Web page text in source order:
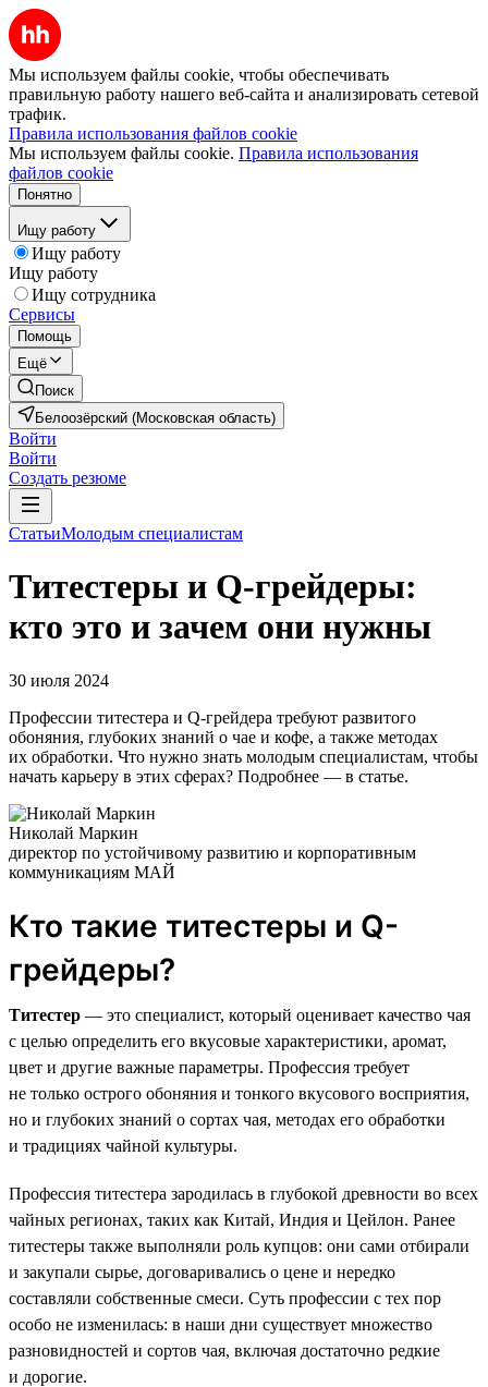
Мы используем файлы cookie, чтобы обеспечивать
правильную работу нашего веб-сайта и анализировать сетевой
трафик.
Правила использования файлов cookie
Мы используем файлы cookie. Правила использования
файлов cookie
Понятно
Ищу работу
Ищу работу
Ищу работу
Ищу сотрудника
Сервисы
Помощь
Ещё
Поиск
Белоозёрский (Московская область)
Войти
Войти
Создать резюме
СтатьиМолодым специалистам
Tитестеры и Q-грейдеры:
кто это и зачем они нужны
30 июля 2024
Профессии титестера и Q-грейдера требуют развитого
обоняния, глубоких знаний о чае и кофе, а также методах
их обработки. Что нужно знать молодым специалистам, чтобы
начать карьеру в этих сферах? Подробнее — в статье.
Николай Маркин
директор по устойчивому развитию и корпоративным
коммуникациям МАЙ
Кто такие титестеры и Q-
грейдеры?
Титестер — это специалист, который оценивает качество чая
с целью определить его вкусовые характеристики, аромат,
цвет и другие важные параметры. Профессия требует
не только острого обоняния и тонкого вкусового восприятия,
но и глубоких знаний о сортах чая, методах его обработки
и традициях чайной культуры.
Профессия титестера зародилась в глубокой древности во всех
чайных регионах, таких как Китай, Индия и Цейлон. Ранее
титестеры также выполняли роль купцов: они сами отбирали
и закупали сырье, договаривались о цене и нередко
составляли собственные смеси. Суть профессии с тех пор
особо не изменилась: в наши дни существует множество
разновидностей и сортов чая, включая достаточно редкие
и дорогие.